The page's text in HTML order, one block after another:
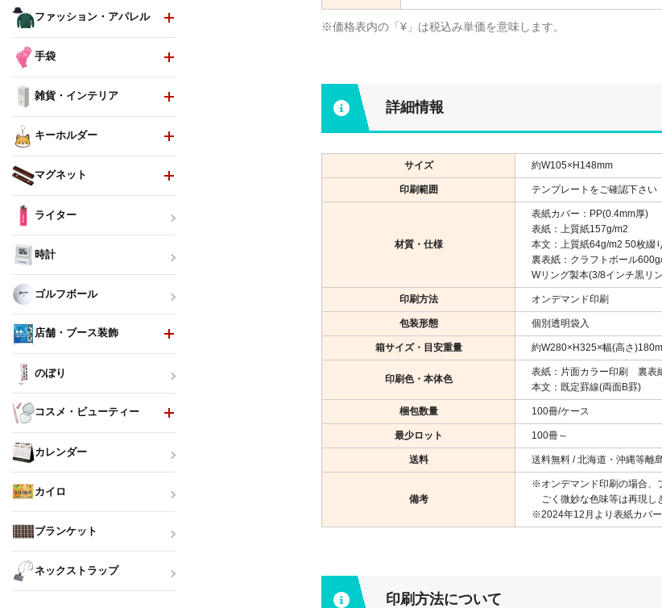
※価格表内の「¥」は税込み単価を意味します。
詳細情報
サイズ 約W105×H148mm
印刷範囲 テンプレートをご確認下さい
材質・仕様
表紙カバー：PP(0.4mm厚)
表紙：上質紙157g/m2
本文：上質紙64g/m2 50枚綴り
裏表紙：クラフトボール
Wリング製本(3/8インチ黒
印刷方法 オンデマンド印刷
包装形態 個別透明袋入
箱サイズ・目安重量 約W280×H325×幅(高さ
印刷色・本体色
表紙：片面カラー印刷 裏表
本文：既定罫線(両面B罫)
梱包数量 100冊/ケース
最少ロット 100冊～
送料 送料無料 / 北海道・沖縄等離
備考
※オンデマンド印刷の場合、
ごく微妙な色味等は再現し
※2024年12月より表紙カバー
印刷方法について
ファッション・アパレル
手袋
雑貨・インテリア
キーホルダー
マグネット
ライター
時計
ゴルフボール
店舗・ブース装飾
のぼり
コスメ・ビューティー
カレンダー
カイロ
ブランケット
ネックストラップ